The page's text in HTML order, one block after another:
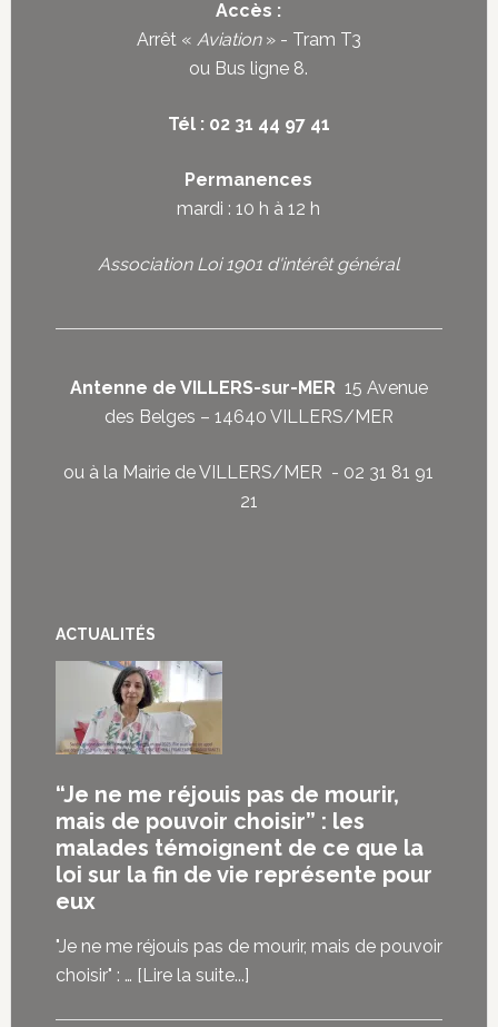
Accès :
Arrêt « Aviation» - Tram T3
ou Bus ligne 8.
Tél : 02 31 44 97 41
Permanences
mardi : 10 h à 12 h
Association Loi 1901 d'intérêt général
Antenne de VILLERS-sur-MER15 Avenue
des Belges – 14640 VILLERS/MER
ou à la Mairie de VILLERS/MER - 02 31 81 91
21
ACTUALITÉS
“Je ne me réjouis pas de mourir,
mais de pouvoir choisir” : les
malades témoignent de ce que la
loi sur la fin de vie représente pour
eux
"Je ne me réjouis pas de mourir, mais de pouvoir
choisir" : … [Lire la suite...]à